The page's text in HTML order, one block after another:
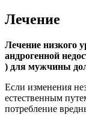
Лечение
Лечение низкого
андрогенной
) для мужчины
Если изменения
естественным
потребление